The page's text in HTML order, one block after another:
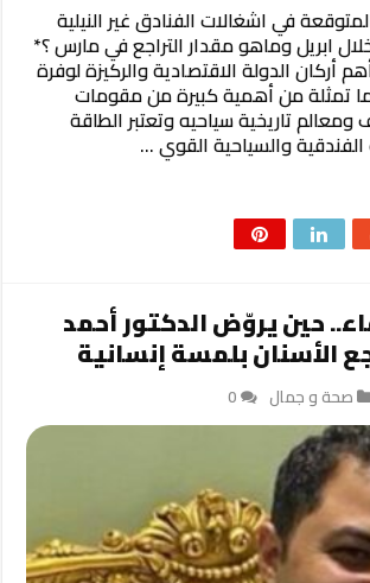
في اشغالات الفنادق غير النيلية
ابريل وماهو مقدار التراجع في مارس ؟*
أركان الدولة الاقتصادية والركيزة لوفرة
تمثلة من أهمية كبيرة من مقومات
تاريخية سياحيه وتعتبر الطاقة
الفندقية والسياحية القوي …
حين يروّض الدكتور أحمد
الأسنان بلمسة إنسانية
صحة و جمال 0
​